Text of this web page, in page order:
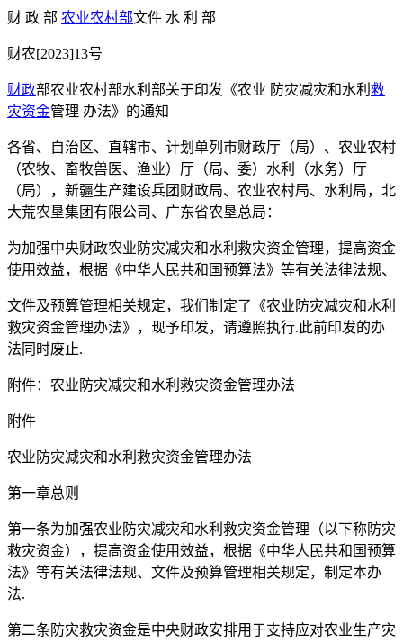
财 政 部 农业农村部文件 水 利 部
财农[2023]13号
财政部农业农村部水利部关于印发《农业 防灾减灾和水利 救
灾资金管理 办法》的通知
各省、自治区、直辖市、计划单列市财政厅（局）、农业农村
（农牧、畜牧兽医、渔业）厅（局、委）水利（水务）厅
（局），新疆生产建设兵团财政局、农业农村局、水利局，北
大荒农垦集团有限公司、广东省农垦总局：
为加强中央财政农业防灾减灾和水利救灾资金管理，提高资金
使用效益，根据《中华人民共和国预算法》等有关法律法规、
文件及预算管理相关规定，我们制定了《农业防灾减灾和水利
救灾资金管理办法》，现予印发，请遵照执行.此前印发的办
法同时废止.
附件：农业防灾减灾和水利救灾资金管理办法
附件
农业防灾减灾和水利救灾资金管理办法
第一章总则
第一条为加强农业防灾减灾和水利救灾资金管理（以下称防灾
救灾资金），提高资金使用效益，根据《中华人民共和国预算
法》等有关法律法规、文件及预算管理相关规定，制定本办
法.
第二条防灾救灾资金是中央财政安排用于支持应对农业生产灾